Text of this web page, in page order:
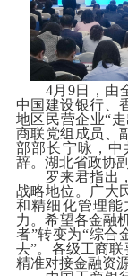
4月9日，由全
中国建设银行、
地区民营企业“
商联党组成员、
部部长宁咏，
辞。湖北省政协
罗来君指出，
战略地位。广大
和精细化管理
力。希望各金融
者”转变为“综合
去”。各级工商
精准对接金融资